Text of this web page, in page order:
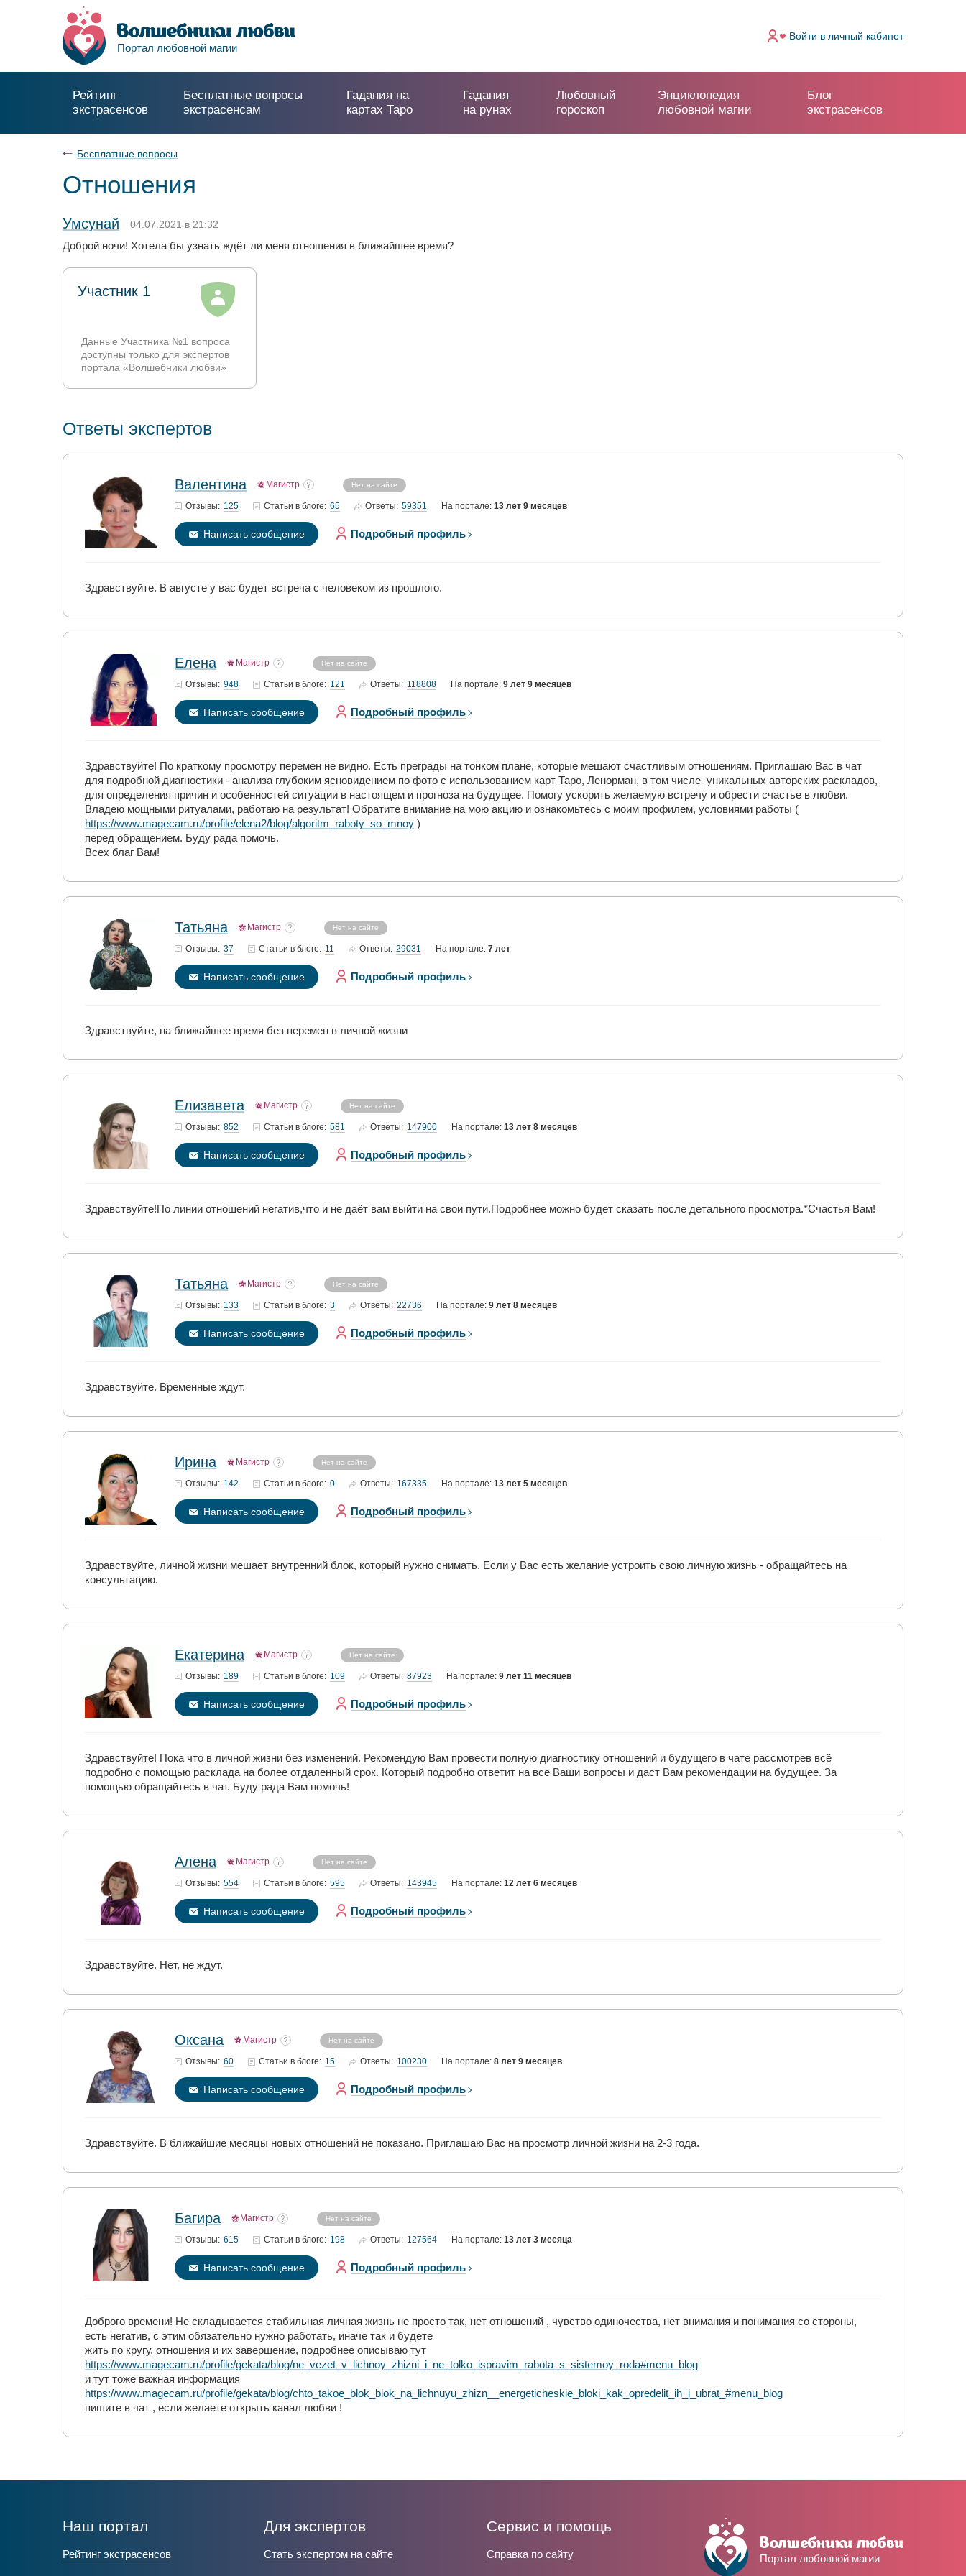
Портал любовной магии
Войти в личный кабинет
Рейтинг
экстрасенсов
Бесплатные вопросы
экстрасенсам
Гадания на
картах Таро
Гадания
на рунах
Любовный
гороскоп
Энциклопедия
любовной магии
Блог
экстрасенсов
Бесплатные вопросы
Отношения
Умсунай 04.07.2021 в 21:32
Доброй ночи! Хотела бы узнать ждёт ли меня отношения в ближайшее время?
Участник 1
Данные Участника №1 вопроса
доступны только для экспертов
портала «Волшебники любви»
Ответы экспертов
Валентина Магистр Нет на сайте
Отзывы: 125 Статьи в блоге: 65 Ответы: 59351 На портале: 13 лет 9 месяцев
Написать сообщение Подробный профиль
Здравствуйте. В августе у вас будет встреча с человеком из прошлого.
Елена Магистр Нет на сайте
Отзывы: 948 Статьи в блоге: 121 Ответы: 118808 На портале: 9 лет 9 месяцев
Написать сообщение Подробный профиль
Здравствуйте! По краткому просмотру перемен не видно. Есть преграды на тонком плане, которые мешают счастливым отношениям. Приглашаю Вас в чат
для подробной диагностики - анализа глубоким ясновидением по фото с использованием карт Таро, Ленорман, в том числе уникальных авторских раскладов,
для определения причин и особенностей ситуации в настоящем и прогноза на будущее. Помогу ускорить желаемую встречу и обрести счастье в любви.
Владею мощными ритуалами, работаю на результат! Обратите внимание на мою акцию и ознакомьтесь с моим профилем, условиями работы (
https://www.magecam.ru/profile/elena2/blog/algoritm_raboty_so_mnoy )
перед обращением. Буду рада помочь.
Всех благ Вам!
Татьяна Магистр Нет на сайте
Отзывы: 37 Статьи в блоге: 11 Ответы: 29031 На портале: 7 лет
Написать сообщение Подробный профиль
Здравствуйте, на ближайшее время без перемен в личной жизни
Елизавета Магистр Нет на сайте
Отзывы: 852 Статьи в блоге: 581 Ответы: 147900 На портале: 13 лет 8 месяцев
Написать сообщение Подробный профиль
Здравствуйте!По линии отношений негатив,что и не даёт вам выйти на свои пути.Подробнее можно будет сказать после детального просмотра.*Счастья Вам!
Татьяна Магистр Нет на сайте
Отзывы: 133 Статьи в блоге: 3 Ответы: 22736 На портале: 9 лет 8 месяцев
Написать сообщение Подробный профиль
Здравствуйте. Временные ждут.
Ирина Магистр Нет на сайте
Отзывы: 142 Статьи в блоге: 0 Ответы: 167335 На портале: 13 лет 5 месяцев
Написать сообщение Подробный профиль
Здравствуйте, личной жизни мешает внутренний блок, который нужно снимать. Если у Вас есть желание устроить свою личную жизнь - обращайтесь на
консультацию.
Екатерина Магистр Нет на сайте
Отзывы: 189 Статьи в блоге: 109 Ответы: 87923 На портале: 9 лет 11 месяцев
Написать сообщение Подробный профиль
Здравствуйте! Пока что в личной жизни без изменений. Рекомендую Вам провести полную диагностику отношений и будущего в чате рассмотрев всё
подробно с помощью расклада на более отдаленный срок. Который подробно ответит на все Ваши вопросы и даст Вам рекомендации на будущее. За
помощью обращайтесь в чат. Буду рада Вам помочь!
Алена Магистр Нет на сайте
Отзывы: 554 Статьи в блоге: 595 Ответы: 143945 На портале: 12 лет 6 месяцев
Написать сообщение Подробный профиль
Здравствуйте. Нет, не ждут.
Оксана Магистр Нет на сайте
Отзывы: 60 Статьи в блоге: 15 Ответы: 100230 На портале: 8 лет 9 месяцев
Написать сообщение Подробный профиль
Здравствуйте. В ближайшие месяцы новых отношений не показано. Приглашаю Вас на просмотр личной жизни на 2-3 года.
Багира Магистр Нет на сайте
Отзывы: 615 Статьи в блоге: 198 Ответы: 127564 На портале: 13 лет 3 месяца
Написать сообщение Подробный профиль
Доброго времени! Не складывается стабильная личная жизнь не просто так, нет отношений , чувство одиночества, нет внимания и понимания со стороны,
есть негатив, с этим обязательно нужно работать, иначе так и будете
жить по кругу, отношения и их завершение, подробнее описываю тут
https://www.magecam.ru/profile/gekata/blog/ne_vezet_v_lichnoy_zhizni_i_ne_tolko_ispravim_rabota_s_sistemoy_roda#menu_blog
и тут тоже важная информация
https://www.magecam.ru/profile/gekata/blog/chto_takoe_blok_blok_na_lichnuyu_zhizn__energeticheskie_bloki_kak_opredelit_ih_i_ubrat_#menu_blog
пишите в чат , если желаете открыть канал любви !
Наш портал
Рейтинг экстрасенсов
Для экспертов
Стать экспертом на сайте
Сервис и помощь
Справка по сайту Портал любовной магии